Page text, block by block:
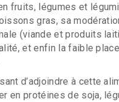
fruits, légumes et
gras, sa
(viande et produits
et enfin la faible
d’adjoindre à cette
en protéines de soja,